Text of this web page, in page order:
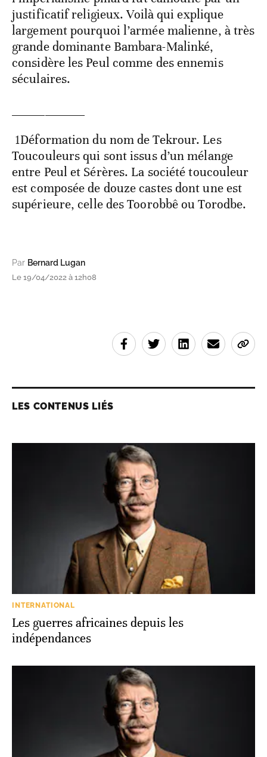
justificatif religieux. Voilà qui explique
largement pourquoi l’armée malienne, à très
grande dominante Bambara-Malinké,
considère les Peul comme des ennemis
séculaires.
1Déformation du nom de Tekrour. Les
Toucouleurs qui sont issus d’un mélange
entre Peul et Sérères. La société toucouleur
est composée de douze castes dont une est
supérieure, celle des Toorobbê ou Torodbe.
Par Bernard Lugan
Le 19/04/2022 à 12h08
LES CONTENUS LIÉS
INTERNATIONAL
Les guerres africaines depuis les
indépendances